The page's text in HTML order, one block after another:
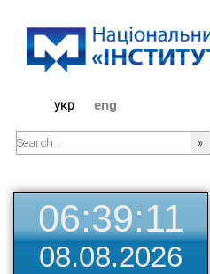
укр eng
06:39:11
08.08.2026